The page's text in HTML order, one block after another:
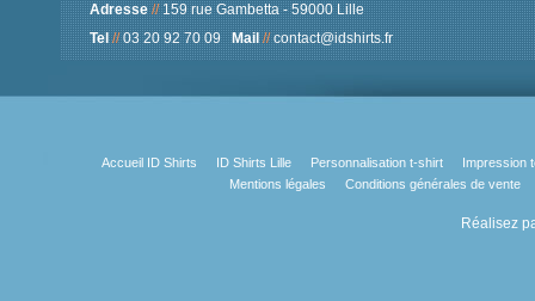
Adresse//159 rue Gambetta - 59000 Lille
Tel//03 20 92 70 09Mail// contact@idshirts.fr
Accueil ID Shirts ID Shirts Lille Personnalisation t-shirt
Impression
Mentions légales
Conditions générales de vente
Réalisez